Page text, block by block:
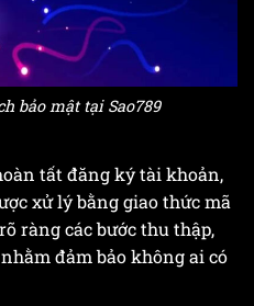
bảo mật tại Sao789
tất đăng ký tài khoản,
xử lý bằng giao thức mã
ràng các bước thu thập,
đảm bảo không ai có